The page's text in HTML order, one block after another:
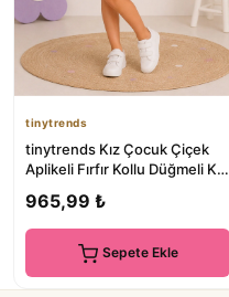
tinytrends
tinytrends Kız Çocuk Çiçek
Aplikeli Fırfır Kollu Düğmeli Kot
965,99 ₺
Sepete Ekle